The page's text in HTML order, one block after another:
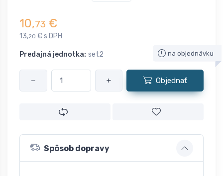
10,73 €
13,20 € s DPH
Predajná jednotka: set2 na objednávku
− + Objednať
Spôsob dopravy